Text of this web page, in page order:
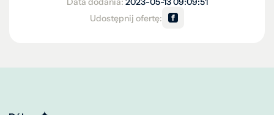
Udostępnij ofertę: